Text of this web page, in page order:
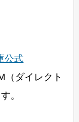
公式
（ダイレクト
。